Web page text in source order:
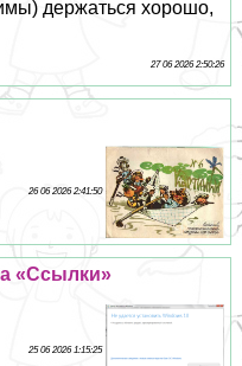
держаться хорошо,
27 06 2026 2:50:26
26 06 2026 2:41:50
«Ссылки»
25 06 2026 1:15:25